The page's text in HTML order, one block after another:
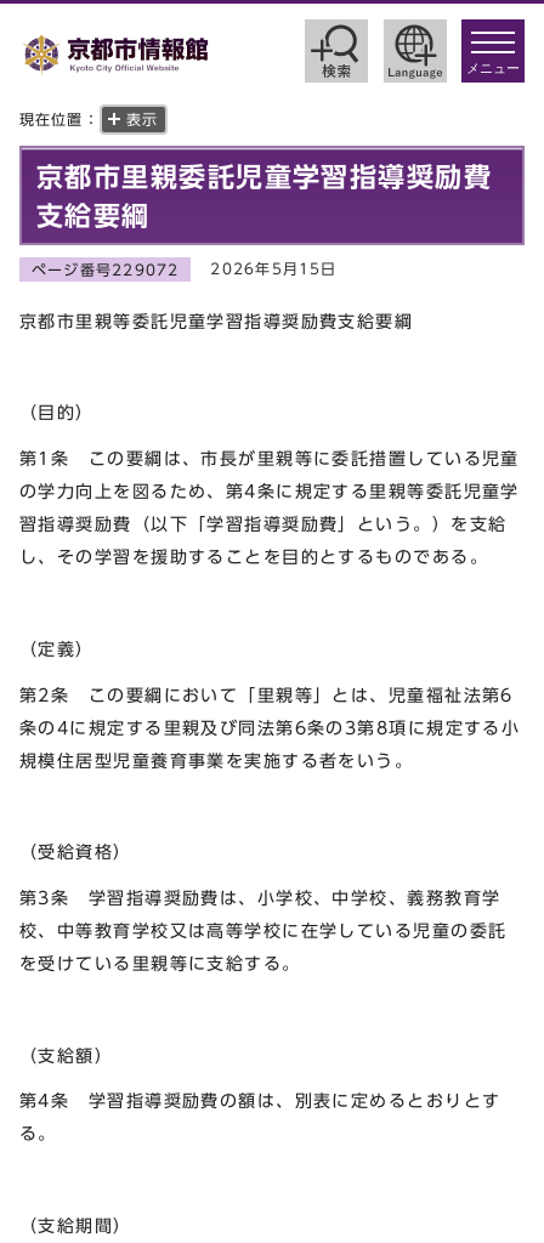
toggle
メニュー
現在位置： 表示
京都市里親委託児童学習指導奨励費
支給要綱
ページ番号229072 2026年5月15日
京都市里親等委託児童学習指導奨励費支給要綱
（目的）
第1条 この要綱は、市長が里親等に委託措置している児童
の学力向上を図るため、第4条に規定する里親等委託児童学
習指導奨励費（以下「学習指導奨励費」という。）を支給
し、その学習を援助することを目的とするものである。
（定義）
第2条 この要綱において「里親等」とは、児童福祉法第6
条の4に規定する里親及び同法第6条の3第8項に規定する小
規模住居型児童養育事業を実施する者をいう。
（受給資格）
第3条 学習指導奨励費は、小学校、中学校、義務教育学
校、中等教育学校又は高等学校に在学している児童の委託
を受けている里親等に支給する。
（支給額）
第4条 学習指導奨励費の額は、別表に定めるとおりとす
る。
（支給期間）